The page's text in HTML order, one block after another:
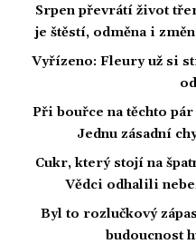
Srpen převrátí život
je štěstí, odměna i
Vyřízeno: Fleury už si
Při bouřce na těchto
Jednu zásadní
Cukr, který stojí na
Vědci odhalili
Byl to rozlučkový
budoucnost